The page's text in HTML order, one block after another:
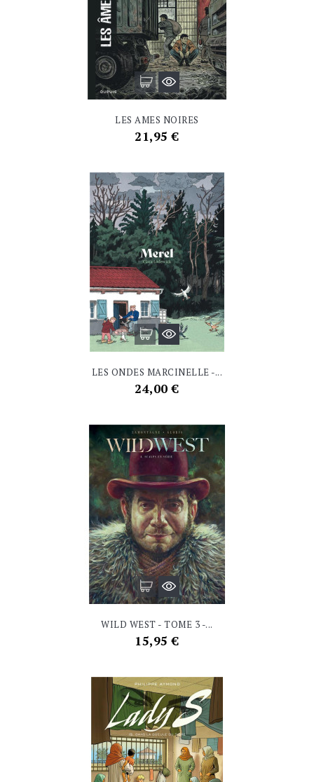
LES AMES NOIRES
Prix
21,95 €
LES ONDES MARCINELLE -...
Prix
24,00 €
WILD WEST - TOME 3 -...
Prix
15,95 €